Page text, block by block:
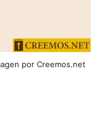
por Creemos.net